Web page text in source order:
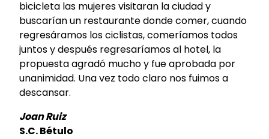
bicicleta las mujeres visitaran la ciudad y
buscarían un restaurante donde comer, cuando
regresáramos los ciclistas, comeríamos todos
juntos y después regresaríamos al hotel, la
propuesta agradó mucho y fue aprobada por
unanimidad. Una vez todo claro nos fuimos a
descansar.
Joan Ruiz
S.C. Bétulo